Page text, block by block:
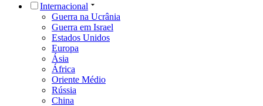
Internacional
Guerra na Ucrânia
Guerra em Israel
Estados Unidos
Europa
Ásia
África
Oriente Médio
Rússia
China